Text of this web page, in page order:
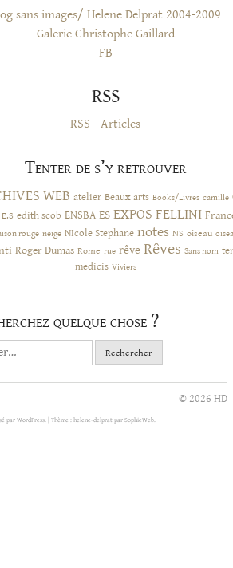
sans images/ Helene Delprat 2004-2009
Galerie Christophe Gaillard
FB
RSS
RSS - Articles
Tenter de s’y retrouver
WEB atelier Beaux arts Books/Livres camille
E.S edith scob ENSBA ES EXPOS FELLINI
rouge neige NIcole Stephane notes NS oiseau
Roger Dumas Rome rue rêve Rêves Sans nom
medicis Viviers
quelque chose ?
© 2026 HD
par WordPress. Thème : helene-delprat par SophieWeb.